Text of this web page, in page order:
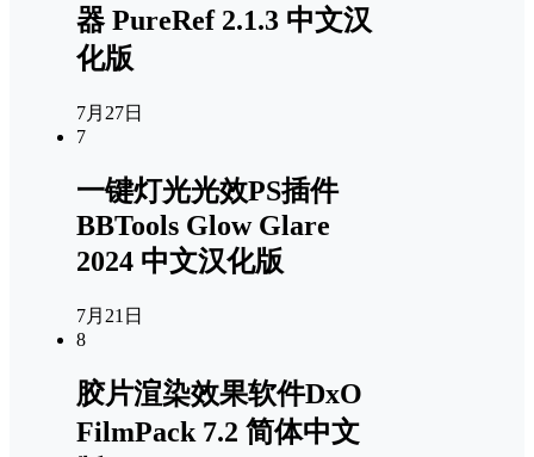
器 PureRef 2.1.3 中文汉
化版
7月27日
7
一键灯光光效PS插件
BBTools Glow Glare
2024 中文汉化版
7月21日
8
胶片渲染效果软件DxO
FilmPack 7.2 简体中文